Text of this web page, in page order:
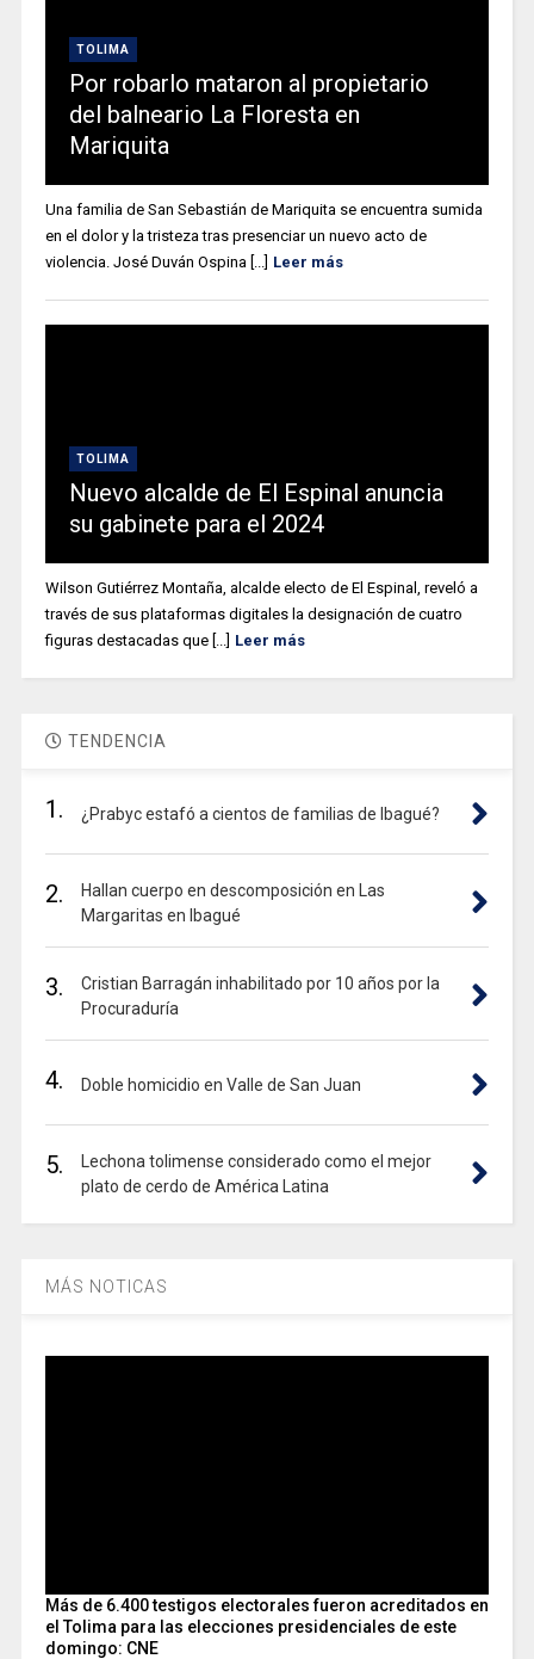
TOLIMA
Por robarlo mataron al propietario
del balneario La Floresta en
Mariquita
Una familia de San Sebastián de Mariquita se encuentra sumida
en el dolor y la tristeza tras presenciar un nuevo acto de
violencia. José Duván Ospina [...] Leer más
TOLIMA
Nuevo alcalde de El Espinal anuncia
su gabinete para el 2024
Wilson Gutiérrez Montaña, alcalde electo de El Espinal, reveló a
través de sus plataformas digitales la designación de cuatro
figuras destacadas que [...] Leer más
TENDENCIA
1. ¿Prabyc estafó a cientos de familias de Ibagué?
2.
Hallan cuerpo en descomposición en Las
Margaritas en Ibagué
3.
Cristian Barragán inhabilitado por 10 años por la
Procuraduría
4. Doble homicidio en Valle de San Juan
5.
Lechona tolimense considerado como el mejor
plato de cerdo de América Latina
MÁS NOTICAS
Más de 6.400 testigos electorales fueron acreditados en
el Tolima para las elecciones presidenciales de este
domingo: CNE